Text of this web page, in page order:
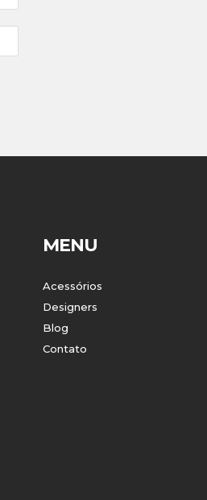
MENU
Acessórios
Designers
Blog
Contato